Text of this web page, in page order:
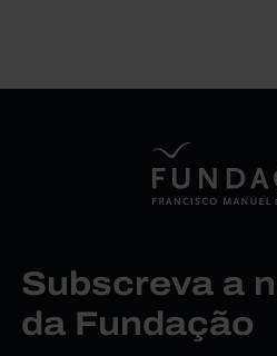
Subscreva a
da Fundação